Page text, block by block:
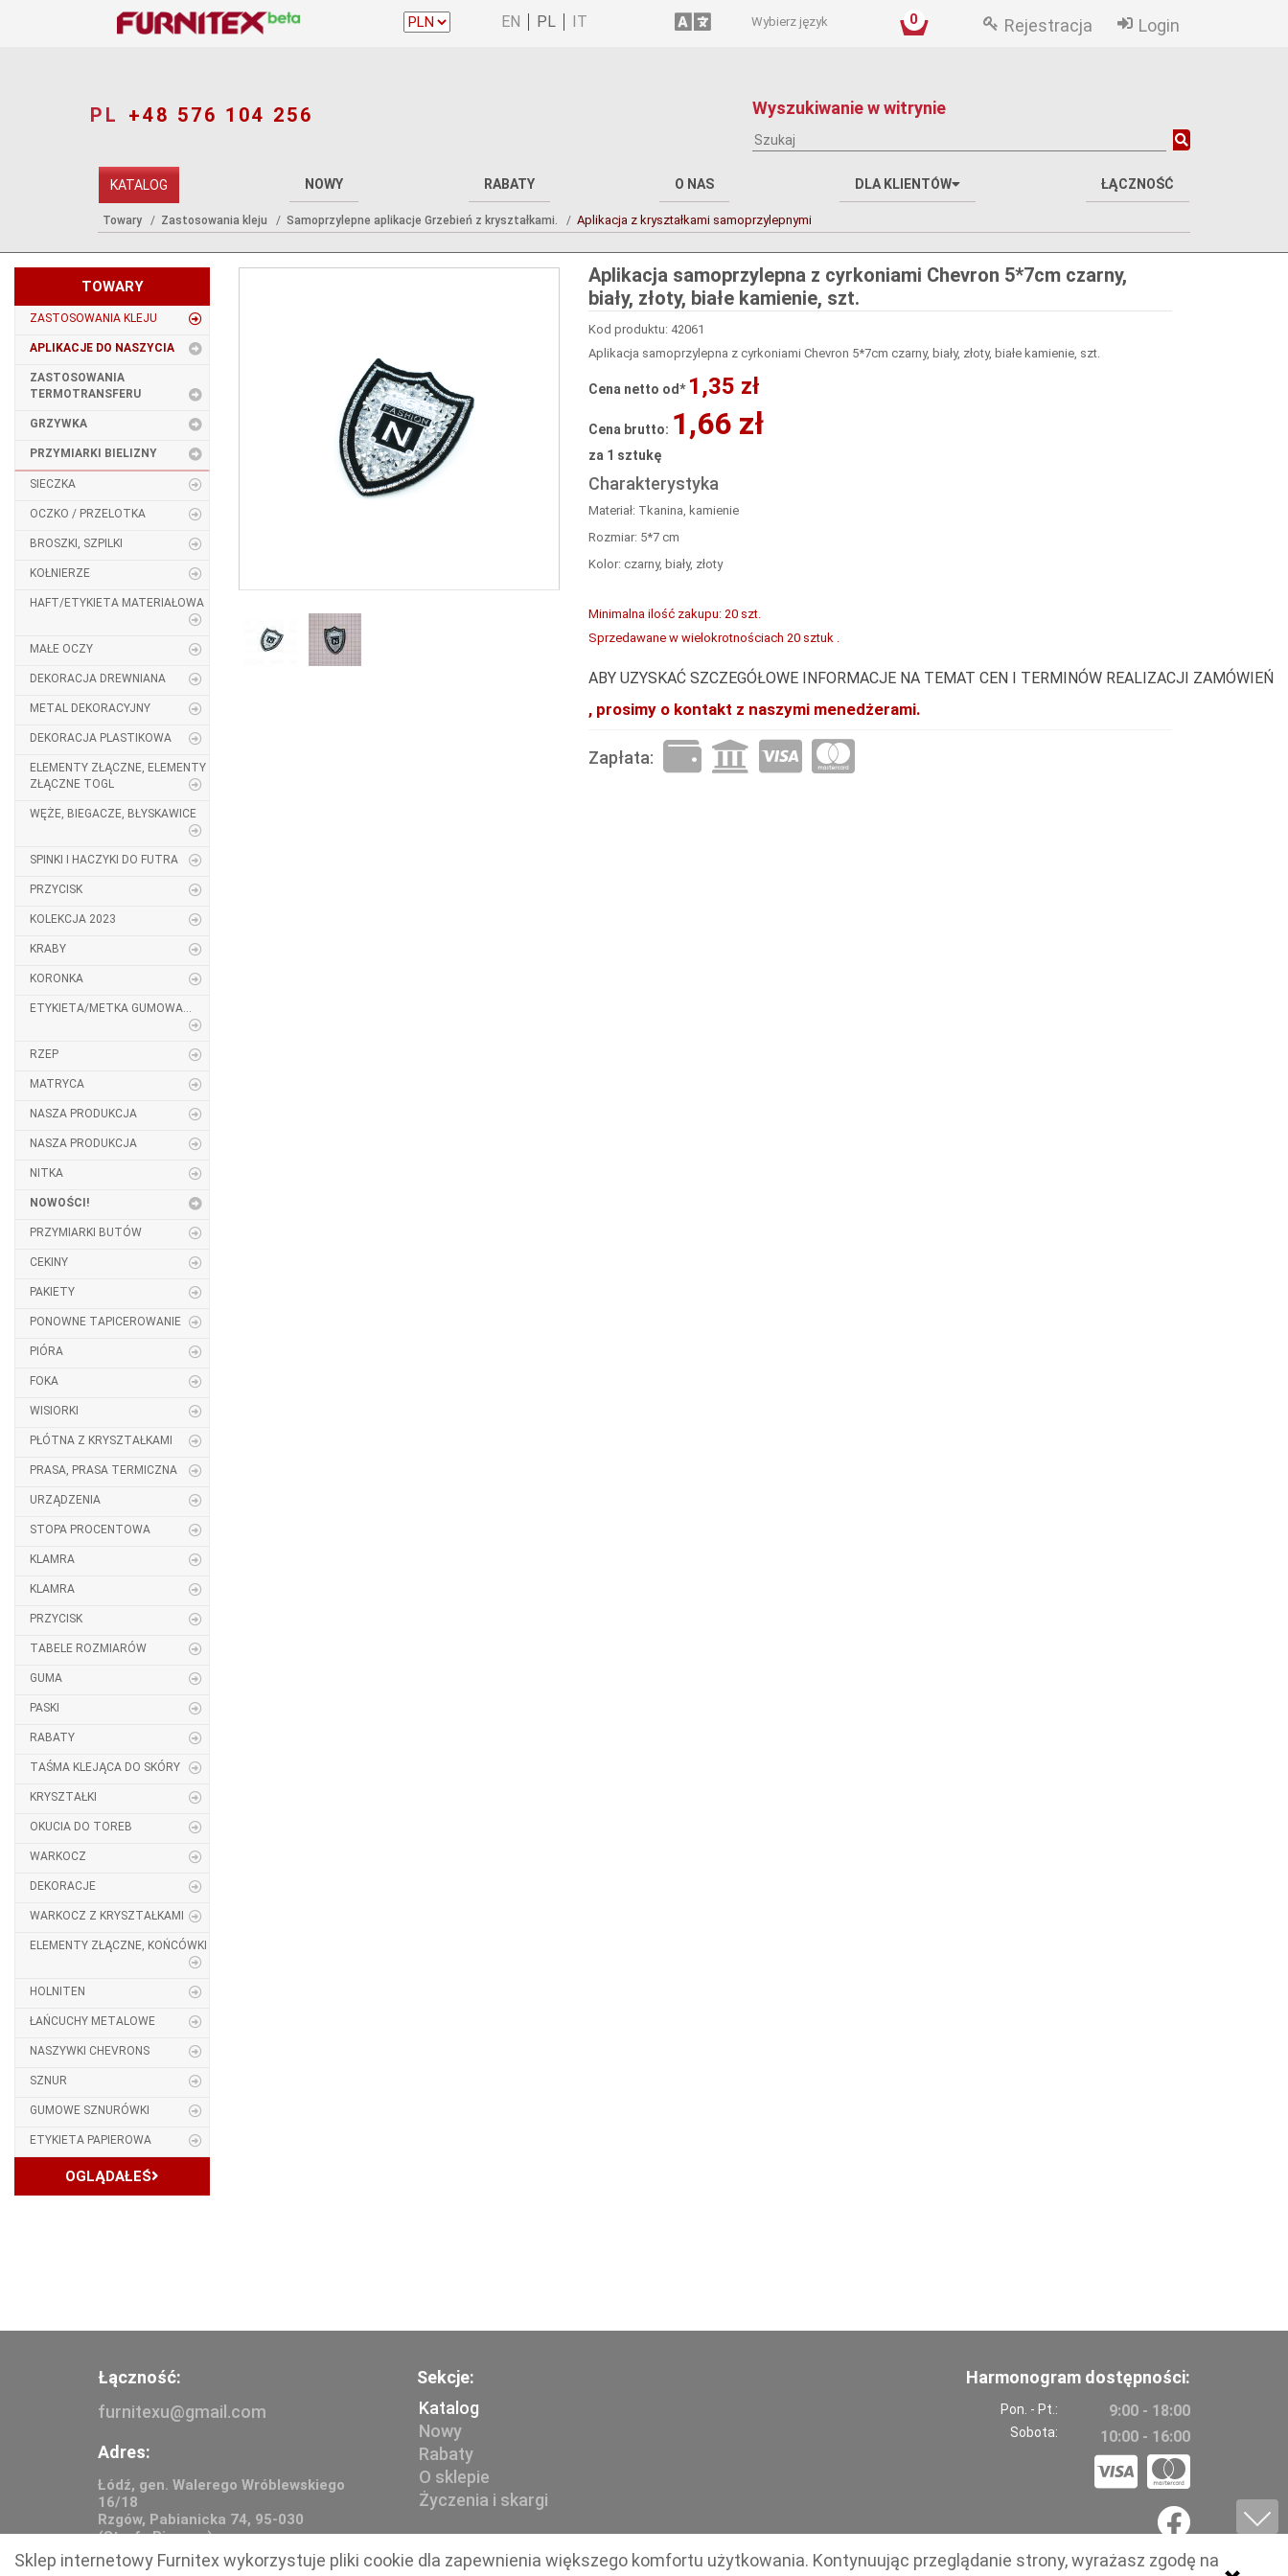
Rejestracja Login
0
Wybierz język
PL +48 576 104 256 Wyszukiwanie w witrynie
KATALOG NOWY RABATY O NAS DLA KLIENTÓW ŁĄCZNOŚĆ
Towary Zastosowania kleju Samoprzylepne aplikacje Grzebień z kryształkami. Aplikacja z kryształkami samoprzylepnymi
TOWARY
ZASTOSOWANIA KLEJU
APLIKACJE DO NASZYCIA
ZASTOSOWANIA
TERMOTRANSFERU
GRZYWKA
PRZYMIARKI BIELIZNY
SIECZKA
OCZKO / PRZELOTKA
BROSZKI, SZPILKI
KOŁNIERZE
HAFT/ETYKIETA MATERIAŁOWA
MAŁE OCZY
DEKORACJA DREWNIANA
METAL DEKORACYJNY
DEKORACJA PLASTIKOWA
ELEMENTY ZŁĄCZNE, ELEMENTY
ZŁĄCZNE TOGL
WĘŻE, BIEGACZE, BŁYSKAWICE
SPINKI I HACZYKI DO FUTRA
PRZYCISK
KOLEKCJA 2023
KRABY
KORONKA
ETYKIETA/METKA GUMOWA...
RZEP
MATRYCA
NASZA PRODUKCJA
NASZA PRODUKCJA
NITKA
NOWOŚCI!
PRZYMIARKI BUTÓW
CEKINY
PAKIETY
PONOWNE TAPICEROWANIE
PIÓRA
FOKA
WISIORKI
PŁÓTNA Z KRYSZTAŁKAMI
PRASA, PRASA TERMICZNA
URZĄDZENIA
STOPA PROCENTOWA
KLAMRA
KLAMRA
PRZYCISK
TABELE ROZMIARÓW
GUMA
PASKI
RABATY
TAŚMA KLEJĄCA DO SKÓRY
KRYSZTAŁKI
OKUCIA DO TOREB
WARKOCZ
DEKORACJE
WARKOCZ Z KRYSZTAŁKAMI
ELEMENTY ZŁĄCZNE, KOŃCÓWKI
HOLNITEN
ŁAŃCUCHY METALOWE
NASZYWKI CHEVRONS
SZNUR
GUMOWE SZNURÓWKI
ETYKIETA PAPIEROWA
OGLĄDAŁEŚ
Aplikacja samoprzylepna z cyrkoniami Chevron 5*7cm czarny,
biały, złoty, białe kamienie, szt.
Kod produktu: 42061
Aplikacja samoprzylepna z cyrkoniami Chevron 5*7cm czarny, biały, złoty, białe kamienie, szt.
Cena netto od* 1,35 zł
Cena brutto: 1,66 zł
za 1 sztukę
Charakterystyka
Materiał: Tkanina, kamienie
Rozmiar: 5*7 cm
Kolor: czarny, biały, złoty
Minimalna ilość zakupu: 20 szt.
Sprzedawane w wielokrotnościach 20 sztuk .
ABY UZYSKAĆ SZCZEGÓŁOWE INFORMACJE NA TEMAT CEN I TERMINÓW REALIZACJI ZAMÓWIEŃ
, prosimy o kontakt z naszymi menedżerami.
Zapłata:
Łączność:
furnitexu@gmail.com
Adres:
Łódź, gen. Walerego Wróblewskiego
16/18
Rzgów, Pabianicka 74, 95-030
(Strefa Biznesu)
Sekcje:
Katalog
Nowy
Rabaty
O sklepie
Życzenia i skargi
Harmonogram dostępności:
Pon. - Pt.:
Sobota:
9:00 - 18:00
10:00 - 16:00
Sklep internetowy Furnitex wykorzystuje pliki cookie dla zapewnienia większego komfortu użytkowania. Kontynuując przeglądanie strony, wyrażasz zgodę na